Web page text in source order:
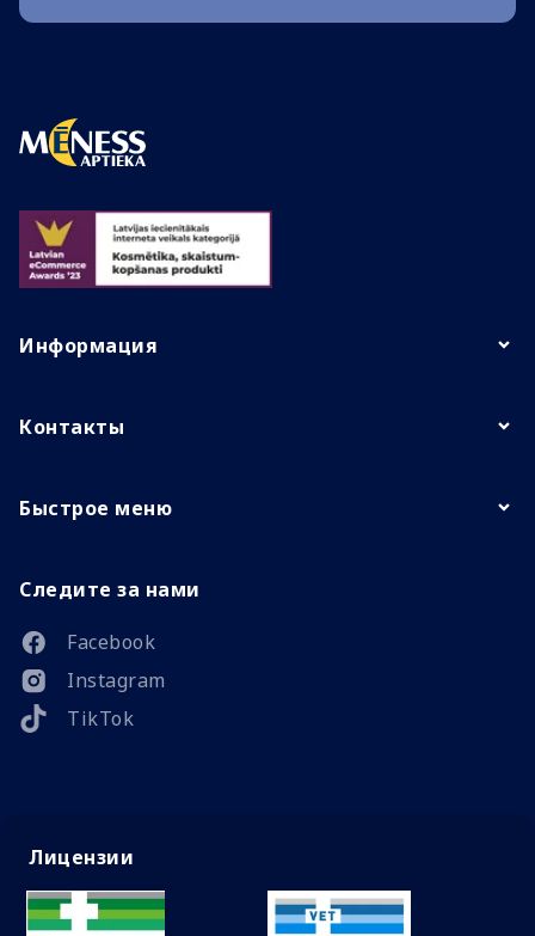
Информация
Контакты
Быстрое меню
Следите за нами
Facebook
Instagram
TikTok
Лицензии